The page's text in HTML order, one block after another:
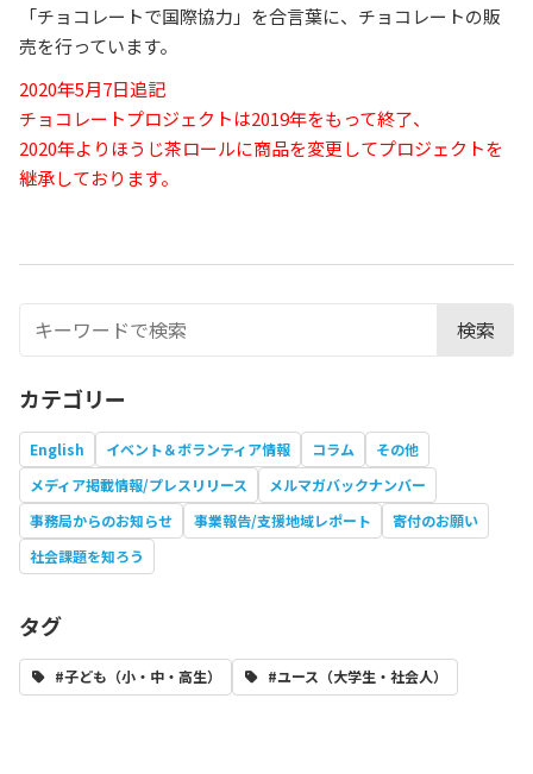
「チョコレートで国際協力」を合言葉に、チョコレートの販
売を行っています。
2020年5月7日追記
チョコレートプロジェクトは2019年をもって終了、
2020年よりほうじ茶ロールに商品を変更してプロジェクトを
継承しております。
検索
カテゴリー
English イベント＆ボランティア情報 コラム
その他
メディア掲載情報/プレスリリース
メルマガバックナンバー
事務局からのお知らせ
事業報告/支援地域レポート
寄付のお願い
社会課題を知ろう
タグ
#子ども（小・中・高生） #ユース（大学生・社会人）